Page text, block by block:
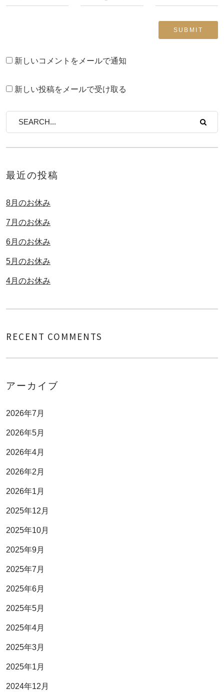
新しいコメントをメールで通知
新しい投稿をメールで受け取る
最近の投稿
8月のお休み
7月のお休み
6月のお休み
5月のお休み
4月のお休み
RECENT COMMENTS
アーカイブ
2026年7月
2026年5月
2026年4月
2026年2月
2026年1月
2025年12月
2025年10月
2025年9月
2025年7月
2025年6月
2025年5月
2025年4月
2025年3月
2025年1月
2024年12月